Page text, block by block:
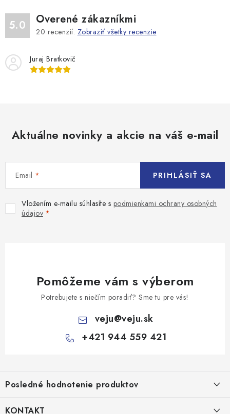
5.0 Overené zákazníkmi
20 recenzií. Zobraziť všetky recenzie
Juraj Bratkovič
Aktuálne novinky a akcie na váš e-mail
Email
Vložením e-mailu súhlasíte s podmienkami ochrany osobných
údajov
PRIHLÁSIŤ SA
Pomôžeme vám s výberom
Potrebujete s niečím poradiť? Sme tu pre vás!
veju@veju.sk
+421 944 559 421
p
ä
Posledné hodnotenie produktov
KONTAKT